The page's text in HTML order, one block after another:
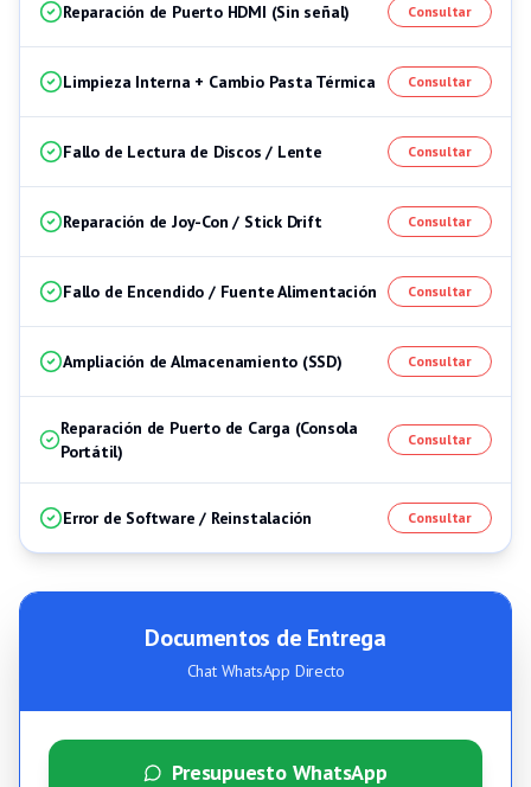
Reparación de Puerto HDMI (Sin señal) Consultar
Limpieza Interna + Cambio Pasta Térmica Consultar
Fallo de Lectura de Discos / Lente Consultar
Reparación de Joy-Con / Stick Drift Consultar
Fallo de Encendido / Fuente Alimentación Consultar
Ampliación de Almacenamiento (SSD) Consultar
Reparación de Puerto de Carga (Consola
Portátil)
Consultar
Error de Software / Reinstalación Consultar
Documentos de Entrega
Chat WhatsApp Directo
Presupuesto WhatsApp